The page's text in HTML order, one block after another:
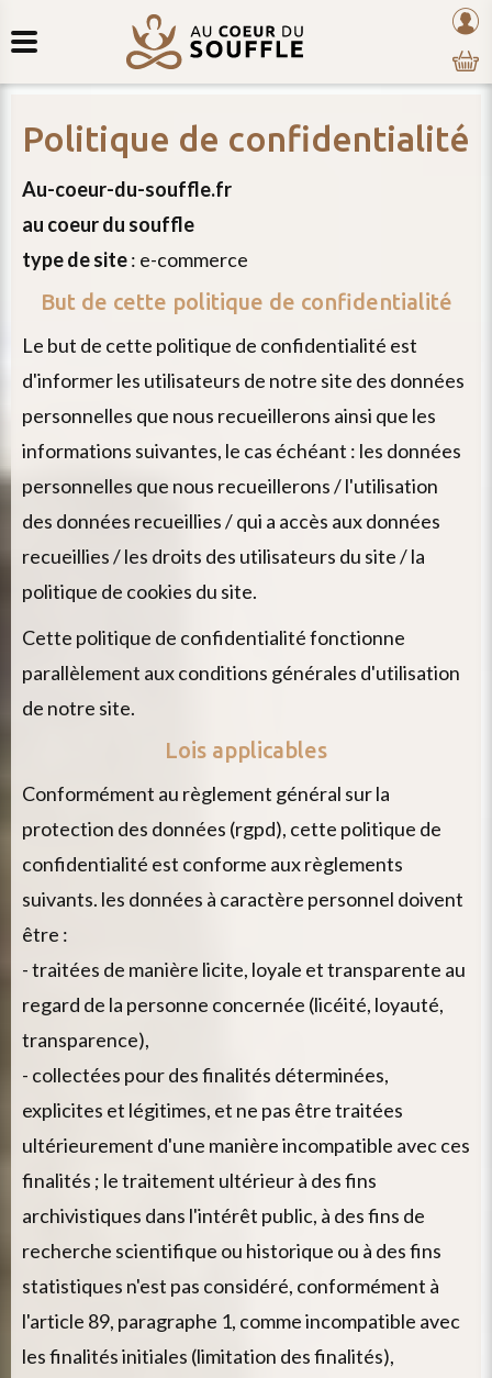
au
contenu
coeur
du
souffle
mon
politique de confidentialité
au-coeur-du-souffle.fr
au coeur du souffle
type de site: e-commerce
But de cette politique de confidentialité
le but de cette politique de confidentialité est
d'informer les utilisateurs de notre site des données
personnelles que nous recueillerons ainsi que les
informations suivantes, le cas échéant : les données
personnelles que nous recueillerons / l'utilisation
des données recueillies / qui a accès aux données
recueillies / les droits des utilisateurs du site / la
politique de cookies du site.
cette politique de confidentialité fonctionne
parallèlement aux conditions générales d'utilisation
de notre site.
Lois applicables
conformément au règlement général sur la
protection des données (rgpd), cette politique de
confidentialité est conforme aux règlements
suivants. les données à caractère personnel doivent
être :
- traitées de manière licite, loyale et transparente au
regard de la personne concernée (licéité, loyauté,
transparence),
- collectées pour des finalités déterminées,
explicites et légitimes, et ne pas être traitées
ultérieurement d'une manière incompatible avec ces
finalités ; le traitement ultérieur à des fins
archivistiques dans l'intérêt public, à des fins de
recherche scientifique ou historique ou à des fins
statistiques n'est pas considéré, conformément à
l'article 89, paragraphe 1, comme incompatible avec
les finalités initiales (limitation des finalités),